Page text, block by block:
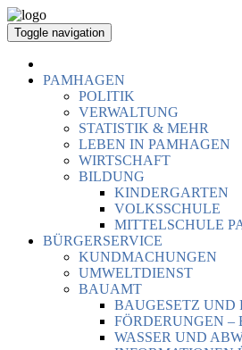
Toggle navigation
PAMHAGEN
POLITIK
VERWALTUNG
STATISTIK & MEHR
LEBEN IN PAMHAGEN
WIRTSCHAFT
BILDUNG
KINDERGARTEN
VOLKSSCHULE
MITTELSCHULE
BÜRGERSERVICE
KUNDMACHUNGEN
UMWELTDIENST
BAUAMT
BAUGESETZ UND
FÖRDERUNGEN –
WASSER UND